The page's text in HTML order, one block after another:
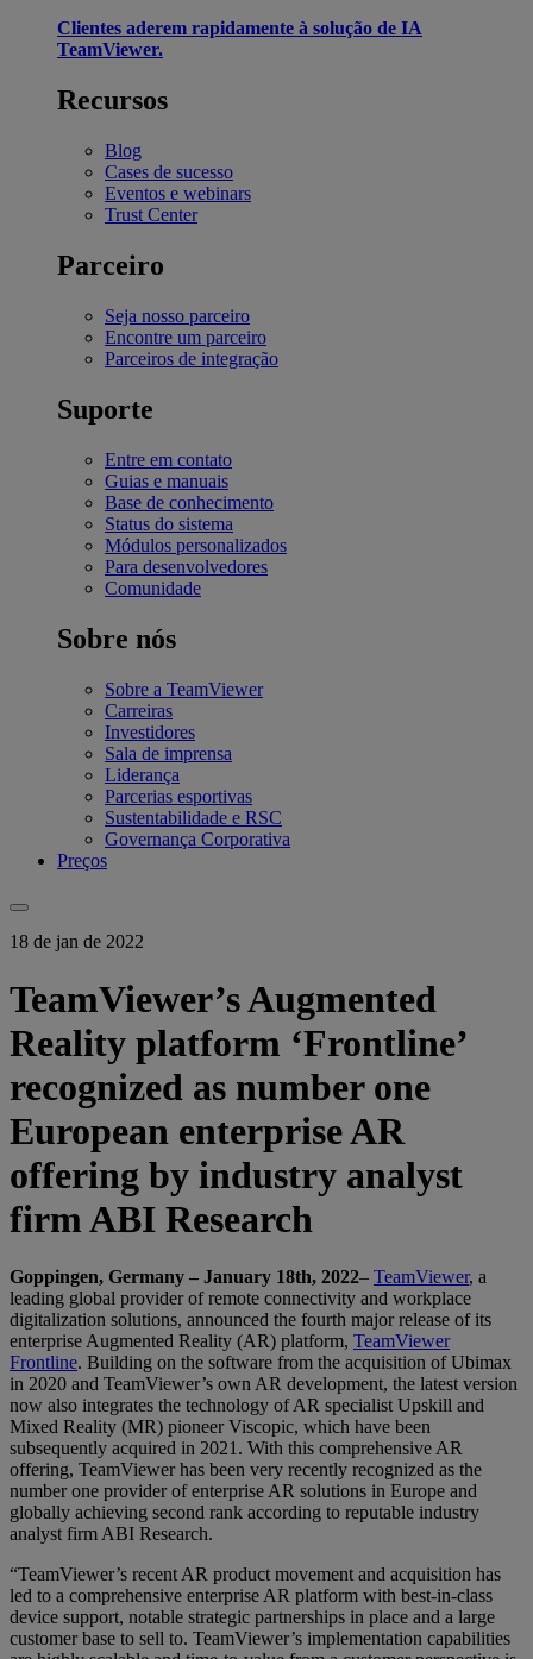
Clientes aderem rapidamente à solução de IA
TeamViewer.
Recursos
Blog
Cases de sucesso
Eventos e webinars
Trust Center
Parceiro
Seja nosso parceiro
Encontre um parceiro
Parceiros de integração
Suporte
Entre em contato
Guias e manuais
Base de conhecimento
Status do sistema
Módulos personalizados
Para desenvolvedores
Comunidade
Sobre nós
Sobre a TeamViewer
Carreiras
Investidores
Sala de imprensa
Liderança
Parcerias esportivas
Sustentabilidade e RSC
Governança Corporativa
Preços
18 de jan de 2022
TeamViewer’s Augmented
Reality platform ‘Frontline’
recognized as number one
European enterprise AR
offering by industry analyst
firm ABI Research
Goppingen, Germany – January 18th, 2022– TeamViewer, a
leading global provider of remote connectivity and workplace
digitalization solutions, announced the fourth major release of its
enterprise Augmented Reality (AR) platform, TeamViewer
Frontline. Building on the software from the acquisition of Ubimax
in 2020 and TeamViewer’s own AR development, the latest version
now also integrates the technology of AR specialist Upskill and
Mixed Reality (MR) pioneer Viscopic, which have been
subsequently acquired in 2021. With this comprehensive AR
offering, TeamViewer has been very recently recognized as the
number one provider of enterprise AR solutions in Europe and
globally achieving second rank according to reputable industry
analyst firm ABI Research.
“TeamViewer’s recent AR product movement and acquisition has
led to a comprehensive enterprise AR platform with best-in-class
device support, notable strategic partnerships in place and a large
customer base to sell to. TeamViewer’s implementation capabilities